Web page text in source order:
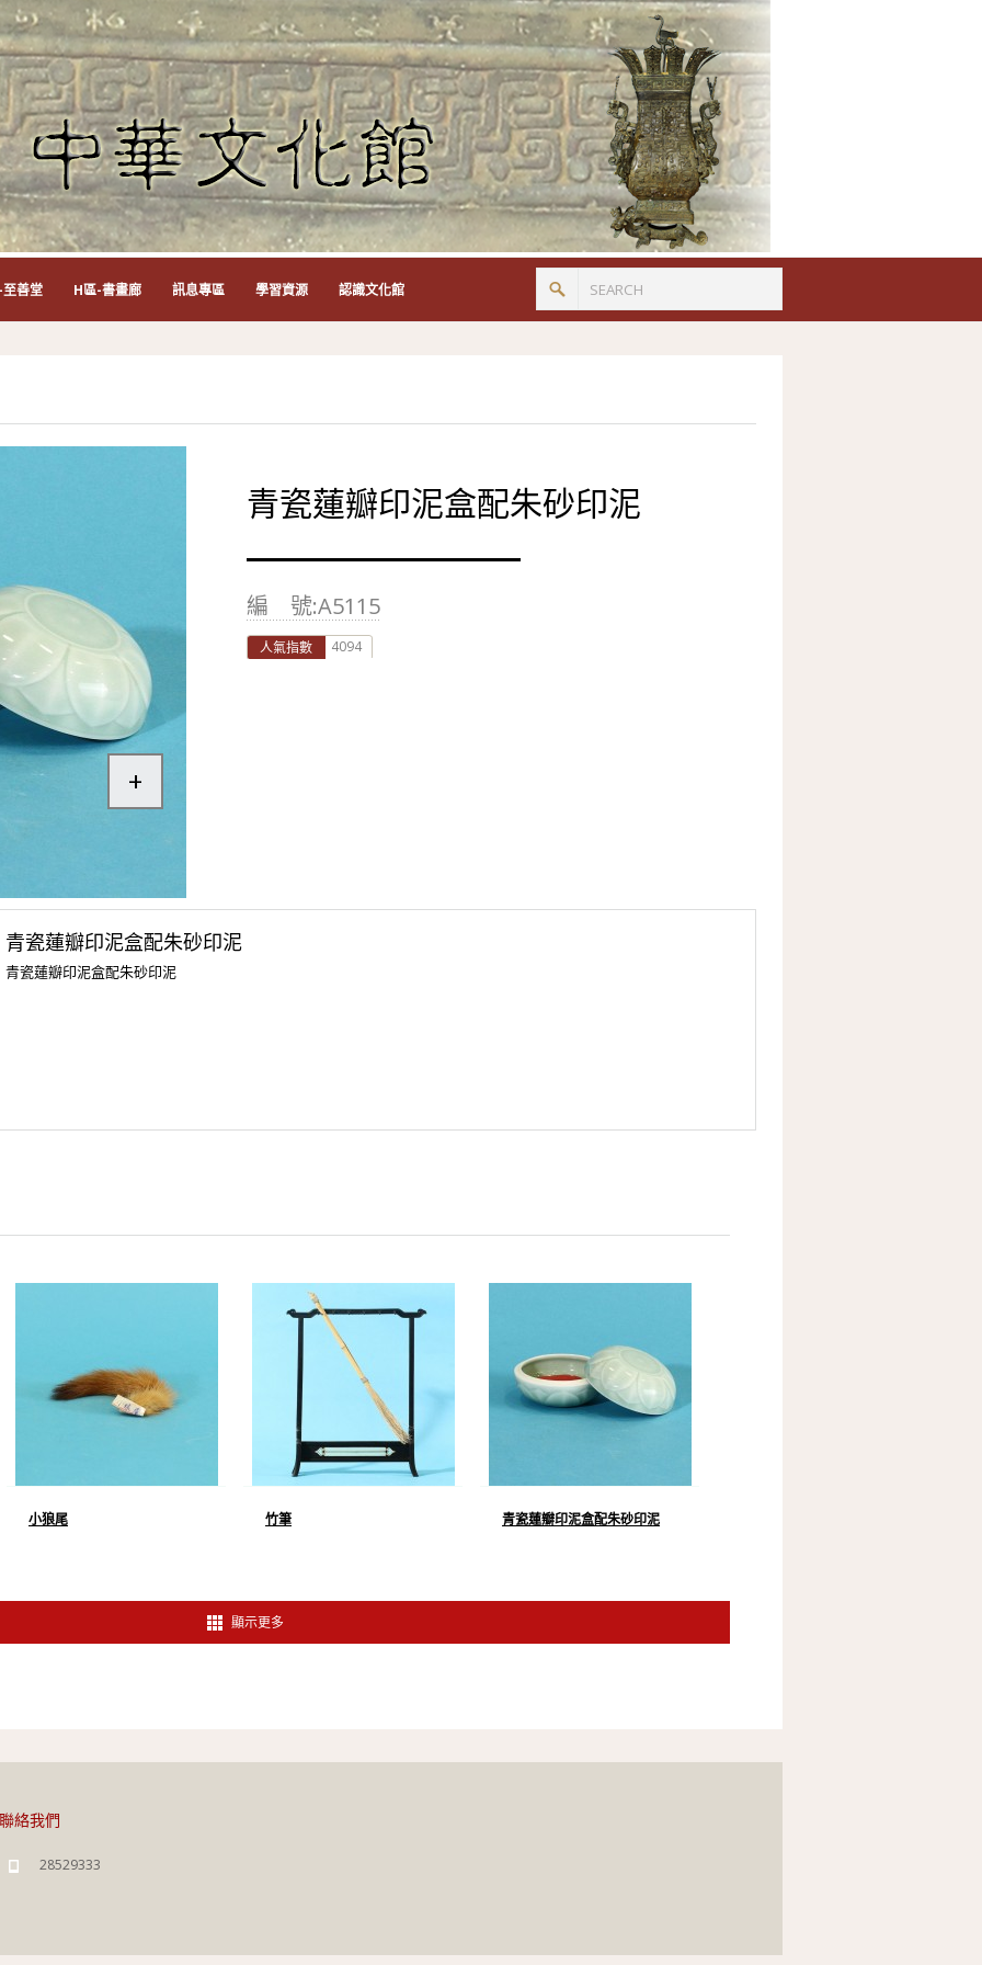
善堂 H區-書畫廊 訊息專區 學習資源 認識文化館
+
青瓷蓮瓣印泥盒配朱砂印泥
編 號:A5115
人氣指數 4094
青瓷蓮瓣印泥盒配朱砂印泥
青瓷蓮瓣印泥盒配朱砂印泥
小狼尾 竹筆 青瓷蓮瓣印泥盒配朱砂印泥
顯示更多
聯絡我們
28529333